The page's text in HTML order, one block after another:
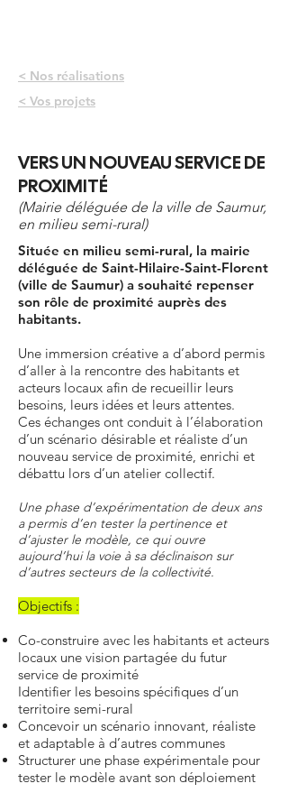
< Nos réalisations
< Vos projets
VERS UN NOUVEAU SERVICE DE
PROXIMITÉ
(Mairie déléguée de la ville de Saumur,
en milieu semi-rural)
Située en milieu semi-rural, la mairie
déléguée de Saint-Hilaire-Saint-Florent
(ville de Saumur) a souhaité repenser
son rôle de proximité auprès des
habitants.
Une immersion créative a d’abord permis
d’aller à la rencontre des habitants et
acteurs locaux afin de recueillir leurs
besoins, leurs idées et leurs attentes.
Ces échanges ont conduit à l’élaboration
d’un scénario désirable et réaliste d’un
nouveau service de proximité, enrichi et
débattu lors d’un atelier collectif.
Une phase d’expérimentation de deux ans
a permis d’en tester la pertinence et
d’ajuster le modèle, ce qui ouvre
aujourd’hui la voie à sa déclinaison sur
d’autres secteurs de la collectivité.
Objectifs :
Co-construire avec les habitants et acteurs
locaux une vision partagée du futur
service de proximité
Identifier les besoins spécifiques d’un
territoire semi-rural
Concevoir un scénario innovant, réaliste
et adaptable à d’autres communes
Structurer une phase expérimentale pour
tester le modèle avant son déploiement